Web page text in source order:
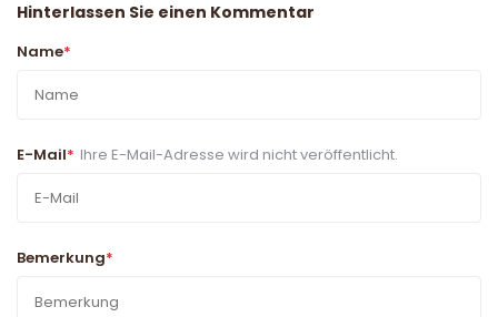
Hinterlassen Sie einen Kommentar
Name*
E-Mail* Ihre E-Mail-Adresse wird nicht veröffentlicht.
Bemerkung*